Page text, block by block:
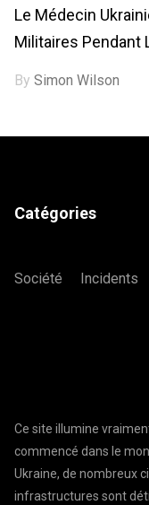
Le Médecin
Militaires Pendant
BySimon Wilson
Catégories
Société Incidents
Ce site illumine
commencé dans le
Ukraine, de nombreux
infrastructures sont